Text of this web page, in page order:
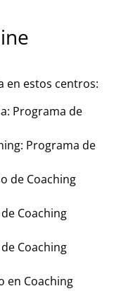
en estos centros:
Programa de
Programa de
de Coaching
Coaching
Coaching
en Coaching